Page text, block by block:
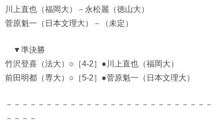
川上直也（福岡大）－永松麗（徳山大）
菅原魁一（日本文理大）－（未定）
▼準決勝
竹沢登喜（法大）○［4-2］●川上直也（福岡大）
前田明都（専大）○［5-2］●菅原魁一（日本文理大）
－－－－－－－－－－－－－－－－－－－－－－－－－－
－－－－